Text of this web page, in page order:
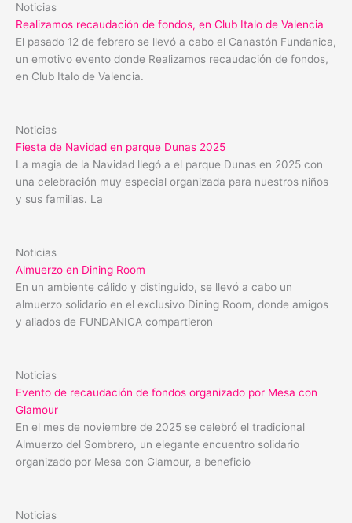
Noticias
Realizamos recaudación de fondos, en Club Italo de Valencia
El pasado 12 de febrero se llevó a cabo el Canastón Fundanica,
un emotivo evento donde Realizamos recaudación de fondos,
en Club Italo de Valencia.
Noticias
Fiesta de Navidad en parque Dunas 2025
La magia de la Navidad llegó a el parque Dunas en 2025 con
una celebración muy especial organizada para nuestros niños
y sus familias. La
Noticias
Almuerzo en Dining Room
En un ambiente cálido y distinguido, se llevó a cabo un
almuerzo solidario en el exclusivo Dining Room, donde amigos
y aliados de FUNDANICA compartieron
Noticias
Evento de recaudación de fondos organizado por Mesa con
Glamour
En el mes de noviembre de 2025 se celebró el tradicional
Almuerzo del Sombrero, un elegante encuentro solidario
organizado por Mesa con Glamour, a beneficio
Noticias